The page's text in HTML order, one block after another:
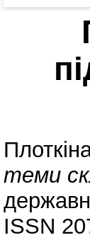
теми
ISSN